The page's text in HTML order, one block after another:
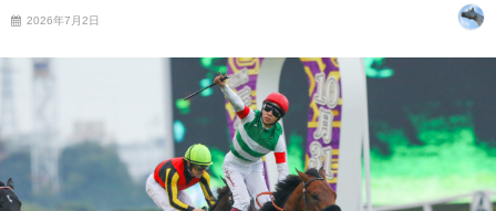
2026年7月2日